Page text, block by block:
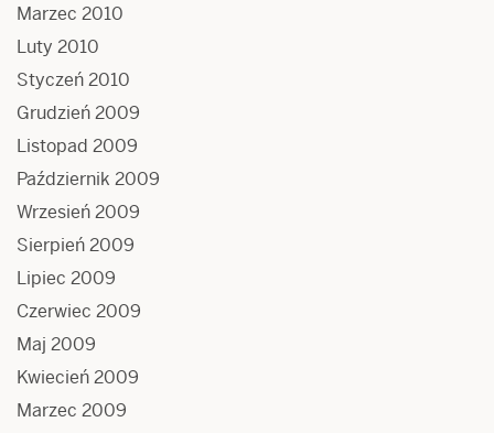
Marzec 2010
Luty 2010
Styczeń 2010
Grudzień 2009
Listopad 2009
Październik 2009
Wrzesień 2009
Sierpień 2009
Lipiec 2009
Czerwiec 2009
Maj 2009
Kwiecień 2009
Marzec 2009